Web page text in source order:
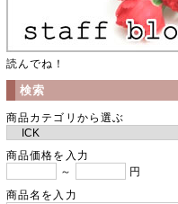
読んでね！
検索
商品カテゴリから選ぶ
商品価格を入力
～
円
商品名を入力